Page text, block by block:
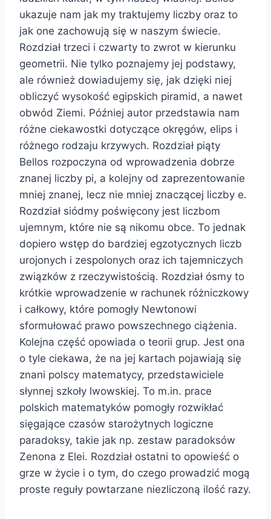
ukazuje nam jak my traktujemy liczby oraz to
jak one zachowują się w naszym świecie.
Rozdział trzeci i czwarty to zwrot w kierunku
geometrii. Nie tylko poznajemy jej podstawy,
ale również dowiadujemy się, jak dzięki niej
obliczyć wysokość egipskich piramid, a nawet
obwód Ziemi. Później autor przedstawia nam
różne ciekawostki dotyczące okręgów, elips i
różnego rodzaju krzywych. Rozdział piąty
Bellos rozpoczyna od wprowadzenia dobrze
znanej liczby pi, a kolejny od zaprezentowanie
mniej znanej, lecz nie mniej znaczącej liczby e.
Rozdział siódmy poświęcony jest liczbom
ujemnym, które nie są nikomu obce. To jednak
dopiero wstęp do bardziej egzotycznych liczb
urojonych i zespolonych oraz ich tajemniczych
związków z rzeczywistością. Rozdział ósmy to
krótkie wprowadzenie w rachunek różniczkowy
i całkowy, które pomogły Newtonowi
sformułować prawo powszechnego ciążenia.
Kolejna część opowiada o teorii grup. Jest ona
o tyle ciekawa, że na jej kartach pojawiają się
znani polscy matematycy, przedstawiciele
słynnej szkoły lwowskiej. To m.in. prace
polskich matematyków pomogły rozwikłać
sięgające czasów starożytnych logiczne
paradoksy, takie jak np. zestaw paradoksów
Zenona z Elei. Rozdział ostatni to opowieść o
grze w życie i o tym, do czego prowadzić mogą
proste reguły powtarzane niezliczoną ilość razy.